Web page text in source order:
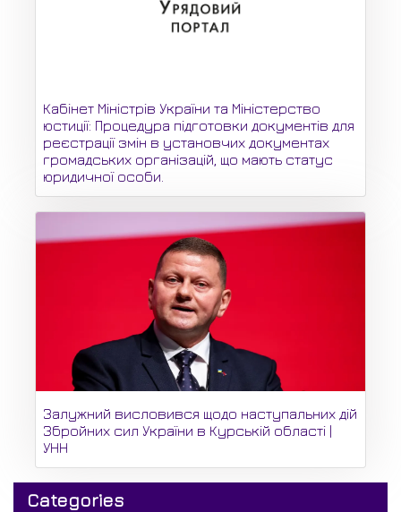
Кабінет Міністрів України та Міністерство
юстиції: Процедура підготовки документів для
реєстрації змін в установчих документах
громадських організацій, що мають статус
юридичної особи.
Залужний висловився щодо наступальних дій
Збройних сил України в Курській області |
УНН
Categories